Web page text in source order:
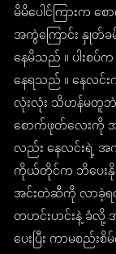
မိမိပေါင်ကြား
အကွဲကြောင်း နှုတ်
နေမိသည် ။ ပါးစ
နေရသည် ။ နေလင်း
လုံးလုံး သိဟန်မတူဘဲ
စောက်ဖုတ်လေးကို
လည်း နေလင်းရဲ့
ကိုယ်တိုင်က ဘိပေးနို
အင်းတဲဆီကို လာခဲ့ရ
တဟင်းဟင်းနဲ့ ခံလို့
ပေးပြီး ကာမစည်း